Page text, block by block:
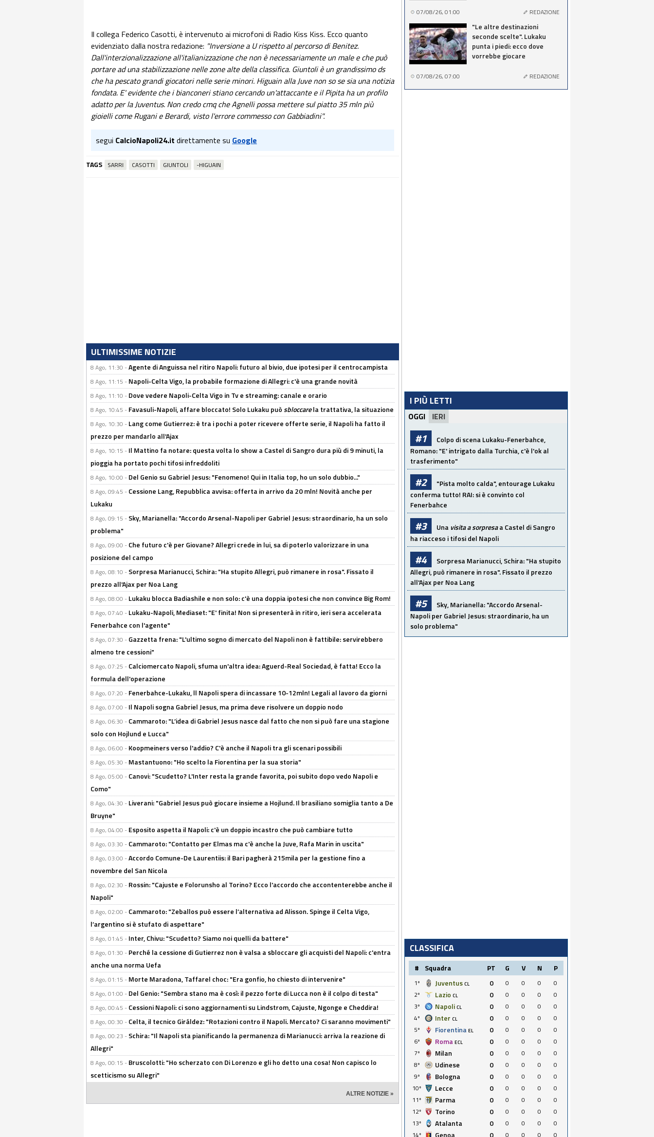
Il collega Federico Casotti, è intervenuto ai microfoni di Radio Kiss Kiss. Ecco quanto
evidenziato dalla nostra redazione: "Inversione a U rispetto al percorso di Benitez.
Dall'interzionalizzazione all'italianizzazione che non è necessariamente un male e che può
portare ad una stabilizzazione nelle zone alte della classifica. Giuntoli è un grandissimo ds
che ha pescato grandi giocatori nelle serie minori. Higuain alla Juve non so se sia una notizia
fondata. E' evidente che i bianconeri stiano cercando un'attaccante e il Pipita ha un profilo
adatto per la Juventus. Non credo cmq che Agnelli possa mettere sul piatto 35 mln più
gioielli come Rugani e Berardi, visto l'errore commesso con Gabbiadini".
segui CalcioNapoli24.it direttamente su Google
TAGS SARRI CASOTTI GIUNTOLI -HIGUAIN
ULTIMISSIME NOTIZIE
8 Ago, 11:30 -Agente di Anguissa nel ritiro Napoli: futuro al bivio, due ipotesi per il centrocampista
8 Ago, 11:15 - Napoli-Celta Vigo, la probabile formazione di Allegri: c'è una grande novità
8 Ago, 11:10 - Dove vedere Napoli-Celta Vigo in Tv e streaming: canale e orario
8 Ago, 10:45 - Favasuli-Napoli, affare bloccato! Solo Lukaku puòsbloccarela trattativa, la situazione
8 Ago, 10:30 - Lang come Gutierrez: è tra i pochi a poter ricevere offerte serie, il Napoli ha fatto il
prezzo per mandarlo all'Ajax
8 Ago, 10:15 - Il Mattino fa notare: questa volta lo show a Castel di Sangro dura più di 9 minuti, la
pioggia ha portato pochi tifosi infreddoliti
8 Ago, 10:00 - Del Genio su Gabriel Jesus: "Fenomeno! Qui in Italia top, ho un solo dubbio..."
8 Ago, 09:45 - Cessione Lang, Repubblica avvisa: offerta in arrivo da 20 mln! Novità anche per
Lukaku
8 Ago, 09:15 - Sky, Marianella: "Accordo Arsenal-Napoli per Gabriel Jesus: straordinario, ha un solo
problema"
8 Ago, 09:00 - Che futuro c'è per Giovane? Allegri crede in lui, sa di poterlo valorizzare in una
posizione del campo
8 Ago, 08:10 - Sorpresa Marianucci, Schira: "Ha stupito Allegri, può rimanere in rosa". Fissato il
prezzo all'Ajax per Noa Lang
8 Ago, 08:00 - Lukaku blocca Badiashile e non solo: c'è una doppia ipotesi che non convince Big Rom!
8 Ago, 07:40 - Lukaku-Napoli, Mediaset: "E' finita! Non si presenterà in ritiro, ieri sera accelerata
Fenerbahce con l'agente"
8 Ago, 07:30 - Gazzetta frena: "L'ultimo sogno di mercato del Napoli non è fattibile: servirebbero
almeno tre cessioni"
8 Ago, 07:25 - Calciomercato Napoli, sfuma un'altra idea: Aguerd-Real Sociedad, è fatta! Ecco la
formula dell'operazione
8 Ago, 07:20 - Fenerbahce-Lukaku, ll Napoli spera di incassare 10-12mln! Legali al lavoro da giorni
8 Ago, 07:00 - Il Napoli sogna Gabriel Jesus, ma prima deve risolvere un doppio nodo
8 Ago, 06:30 - Cammaroto: "L’idea di Gabriel Jesus nasce dal fatto che non si può fare una stagione
solo con Hojlund e Lucca"
8 Ago, 06:00 - Koopmeiners verso l'addio? C'è anche il Napoli tra gli scenari possibili
8 Ago, 05:30 - Mastantuono: "Ho scelto la Fiorentina per la sua storia"
8 Ago, 05:00 - Canovi: "Scudetto? L'Inter resta la grande favorita, poi subito dopo vedo Napoli e
Como"
8 Ago, 04:30 - Liverani: "Gabriel Jesus può giocare insieme a Hojlund. Il brasiliano somiglia tanto a De
Bruyne"
8 Ago, 04:00 - Esposito aspetta il Napoli: c'è un doppio incastro che può cambiare tutto
8 Ago, 03:30 - Cammaroto: "Contatto per Elmas ma c'è anche la Juve, Rafa Marin in uscita"
8 Ago, 03:00 -Accordo Comune-De Laurentiis: il Bari pagherà 215mila per la gestione fino a
novembre del San Nicola
8 Ago, 02:30 - Rossin: "Cajuste e Folorunsho al Torino? Ecco l'accordo che accontenterebbe anche il
Napoli"
8 Ago, 02:00 - Cammaroto: "Zeballos può essere l’alternativa ad Alisson. Spinge il Celta Vigo,
l’argentino si è stufato di aspettare"
8 Ago, 01:45 - Inter, Chivu: "Scudetto? Siamo noi quelli da battere"
8 Ago, 01:30 - Perché la cessione di Gutierrez non è valsa a sbloccare gli acquisti del Napoli: c'entra
anche una norma Uefa
8 Ago, 01:15 - Morte Maradona, Taffarel choc: "Era gonfio, ho chiesto di intervenire"
8 Ago, 01:00 - Del Genio: "Sembra stano ma è così: il pezzo forte di Lucca non è il colpo di testa"
8 Ago, 00:45 - Cessioni Napoli: ci sono aggiornamenti su Lindstrom, Cajuste, Ngonge e Cheddira!
8 Ago, 00:30 - Celta, il tecnico Giráldez: "Rotazioni contro il Napoli. Mercato? Ci saranno movimenti"
8 Ago, 00:23 - Schira: "Il Napoli sta pianificando la permanenza di Marianucci: arriva la reazione di
Allegri"
8 Ago, 00:15 - Bruscolotti: "Ho scherzato con Di Lorenzo e gli ho detto una cosa! Non capisco lo
scetticismo su Allegri"
ALTRE NOTIZIE »
07/08/26, 01:00 REDAZIONE
"Le altre destinazioni
seconde scelte". Lukaku
punta i piedi: ecco dove
vorrebbe giocare
07/08/26, 07:00 REDAZIONE
I PIÙ LETTI
OGGI IERI
#1
Colpo di scena Lukaku-Fenerbahce,
Romano: "E' intrigato dalla Turchia, c'è l'ok al
trasferimento"
#2
"Pista molto calda", entourage Lukaku
conferma tutto! RAI: si è convinto col
Fenerbahce
#3 Una visita a sorpresaa Castel di Sangro
ha riacceso i tifosi del Napoli
#4
Sorpresa Marianucci, Schira: "Ha stupito
Allegri, può rimanere in rosa". Fissato il prezzo
all'Ajax per Noa Lang
#5
Sky, Marianella: "Accordo Arsenal-
Napoli per Gabriel Jesus: straordinario, ha un
solo problema"
CLASSIFICA
# Squadra PT G V N P
1º Juventus CL 0 0 0 0
0
2º
Lazio CL 0 0 0 0
0
3º
Napoli CL 0 0 0 0
0
4º
Inter CL 0 0 0 0
0
5º
Fiorentina EL 0 0 0 0
0
6º
Roma ECL 0 0 0 0
0
7º
Milan 0 0 0 0
0
8º
Udinese 0 0 0 0
0
9º
Bologna 0 0 0 0
0
10º
Lecce 0 0 0 0
0
11º
Parma 0 0 0 0
0
12º
Torino 0 0 0 0
0
13º
Atalanta 0 0 0 0
0
14º
Genoa 0 0 0 0 0